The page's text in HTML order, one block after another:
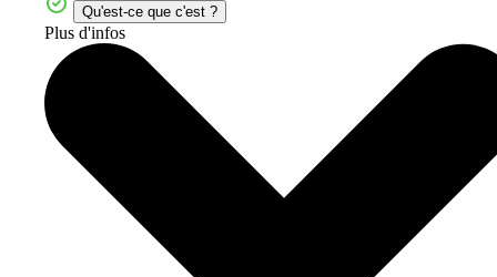
Qu'est-ce que c'est ?
Plus d'infos